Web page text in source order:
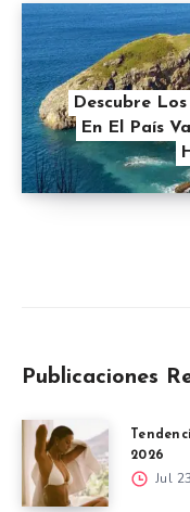
Descubre
En El País
Publicaciones
2026
Jul